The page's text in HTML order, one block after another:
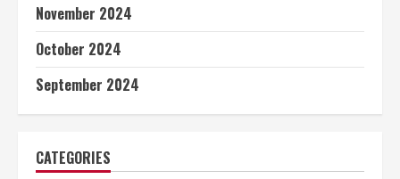
November 2024
October 2024
September 2024
CATEGORIES